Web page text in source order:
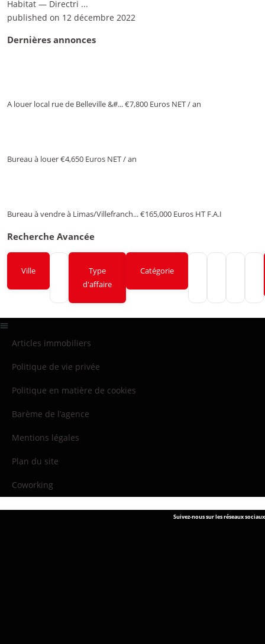
Habitat — Directri ...
published on 12 décembre 2022
Dernières annonces
A louer local rue de Belleville &#...€7,800 Euros NET / an
Bureau à louer€4,650 Euros NET / an
Bureau à vendre à Limas/Villefranch...€165,000 Euros HT F.A.I
Recherche Avancée
Ville
Type
d'affaire
Catégorie
Articles immobiliers
Politique de vie privée
Politique en matière de cookies
Barème de l’agence
Mentions légales
Plan du site
Coworking
Suivez-nous sur les réseaux sociaux